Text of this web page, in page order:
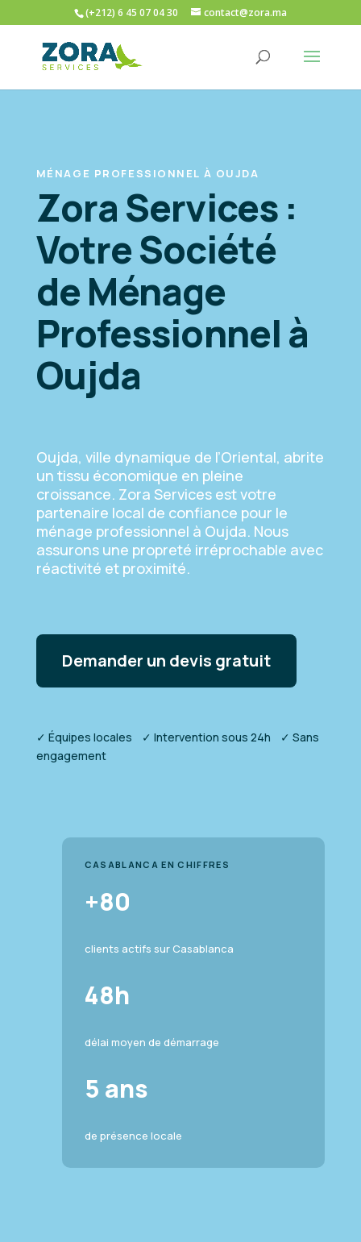
(+212) 6 45 07 04 30 contact@zora.ma
MÉNAGE PROFESSIONNEL À OUJDA
Zora Services :
Votre Société
de Ménage
Professionnel à
Oujda
Oujda, ville dynamique de l’Oriental, abrite
un tissu économique en pleine
croissance. Zora Services est votre
partenaire local de confiance pour le
ménage professionnel à Oujda. Nous
assurons une propreté irréprochable avec
réactivité et proximité.
Demander un devis gratuit
✓ Équipes locales ✓ Intervention sous 24h ✓ Sans
engagement
CASABLANCA EN CHIFFRES
+80
clients actifs sur Casablanca
48h
délai moyen de démarrage
5 ans
de présence locale